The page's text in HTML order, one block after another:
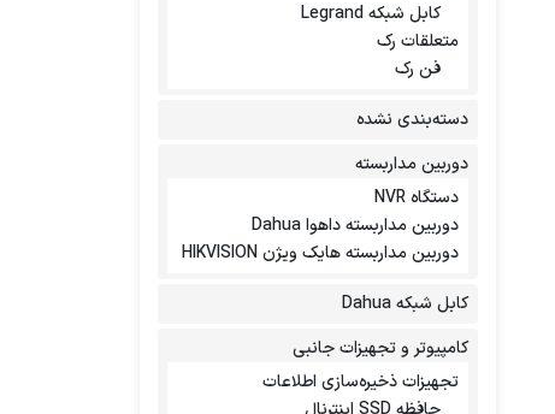
کابل شبکه Legrand
متعلقات رک
فن رک
دسته‌بندی نشده
دوربین مداربسته
دستگاه NVR
دوربین مداربسته داهوا Dahua
دوربین مداربسته هایک ویژن HIKVISION
کابل شبکه Dahua
کامپیوتر و تجهیزات جانبی
تجهیزات ذخیره‌سازی اطلاعات